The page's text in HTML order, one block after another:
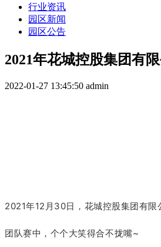
行业资讯
园区新闻
园区公告
2021年花城控股集团有
2022-01-27 13:45:50 admin
2021年12月30日，花城控股集团有限
团队赛中，个个大笑得合不拢嘴~